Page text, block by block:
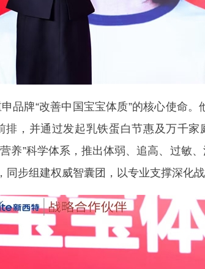
牌“改善中国宝宝体质”的核心使命。
，并通过发起乳铁蛋白节惠及万千家
养”科学体系，推出体弱、追高、过敏
同步组建权威智囊团，以专业支撑深化